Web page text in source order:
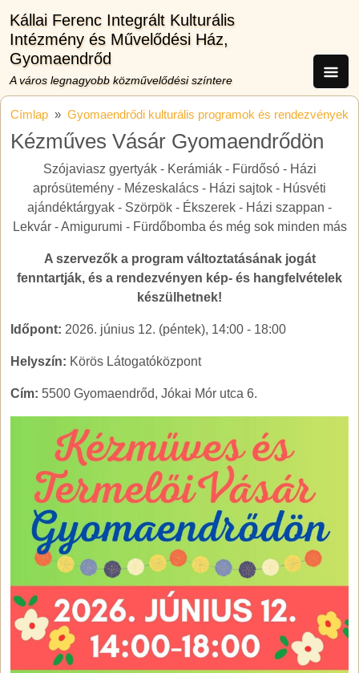
Kállai Ferenc Integrált Kulturális
Intézmény és Művelődési Ház,
Gyomaendrőd
A város legnagyobb közművelődési színtere
Címlap Gyomaendrődi kulturális programok és rendezvények
Kézműves Vásár Gyomaendrődön
Szójaviasz gyertyák - Kerámiák - Fürdősó - Házi
aprósütemény - Mézeskalács - Házi sajtok - Húsvéti
ajándéktárgyak - Szörpök - Ékszerek - Házi szappan -
Lekvár - Amigurumi - Fürdőbomba és még sok minden más
A szervezők a program változtatásának jogát
fenntartják, és a rendezvényen kép- és hangfelvételek
készülhetnek!
Időpont: 2026. június 12. (péntek), 14:00 - 18:00
Helyszín: Körös Látogatóközpont
Cím: 5500 Gyomaendrőd, Jókai Mór utca 6.